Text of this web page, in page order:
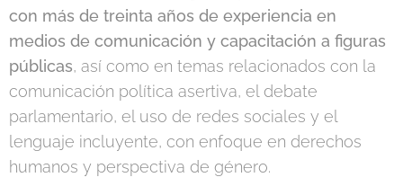
con más de treinta años de experiencia en
medios de comunicación y capacitación a figuras
públicas, así como en temas relacionados con la
comunicación política asertiva, el debate
parlamentario, el uso de redes sociales y el
lenguaje incluyente, con enfoque en derechos
humanos y perspectiva de género.